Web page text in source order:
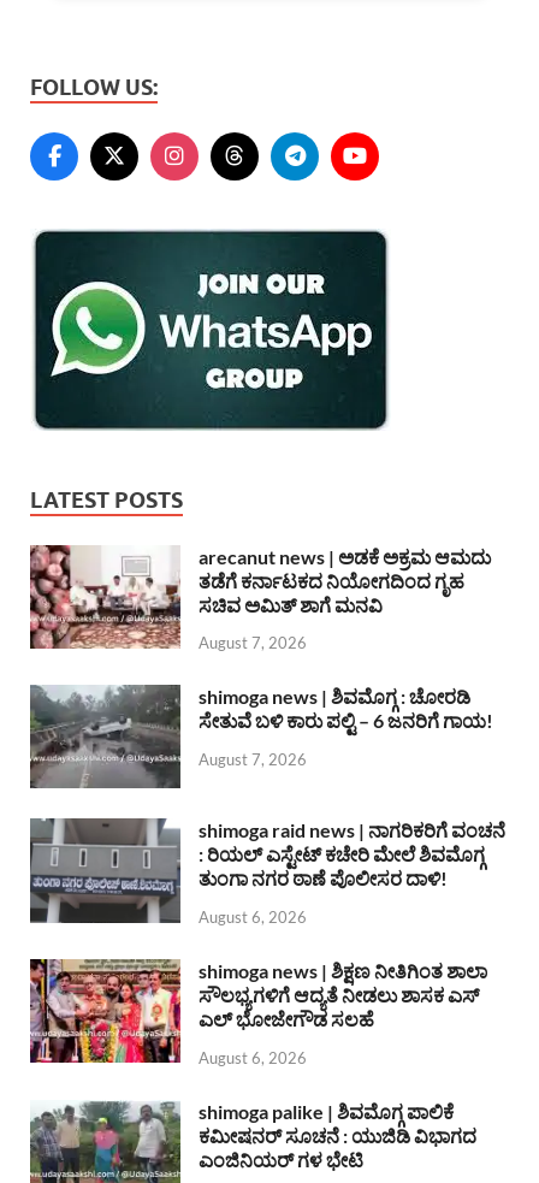
FOLLOW US:
LATEST POSTS
arecanut news | ಅಡಕೆ ಅಕ್ರಮ ಆಮದು
ತಡೆಗೆ ಕರ್ನಾಟಕದ ನಿಯೋಗದಿಂದ ಗೃಹ
ಸಚಿವ ಅಮಿತ್ ಶಾಗೆ ಮನವಿ
August 7, 2026
shimoga news | ಶಿವಮೊಗ್ಗ : ಚೋರಡಿ
ಸೇತುವೆ ಬಳಿ ಕಾರು ಪಲ್ಟಿ – 6 ಜನರಿಗೆ ಗಾಯ!
August 7, 2026
shimoga raid news | ನಾಗರಿಕರಿಗೆ ವಂಚನೆ
: ರಿಯಲ್ ಎಸ್ಟೇಟ್ ಕಚೇರಿ ಮೇಲೆ ಶಿವಮೊಗ್ಗ
ತುಂಗಾ ನಗರ ಠಾಣೆ ಪೊಲೀಸರ ದಾಳಿ!
August 6, 2026
shimoga news | ಶಿಕ್ಷಣ ನೀತಿಗಿಂತ ಶಾಲಾ
ಸೌಲಭ್ಯಗಳಿಗೆ ಆದ್ಯತೆ ನೀಡಲು ಶಾಸಕ ಎಸ್
ಎಲ್ ಭೋಜೇಗೌಡ ಸಲಹೆ
August 6, 2026
shimoga palike | ಶಿವಮೊಗ್ಗ ಪಾಲಿಕೆ
ಕಮೀಷನರ್ ಸೂಚನೆ : ಯುಜಿಡಿ ವಿಭಾಗದ
ಎಂಜಿನಿಯರ್ ಗಳ ಭೇಟಿ